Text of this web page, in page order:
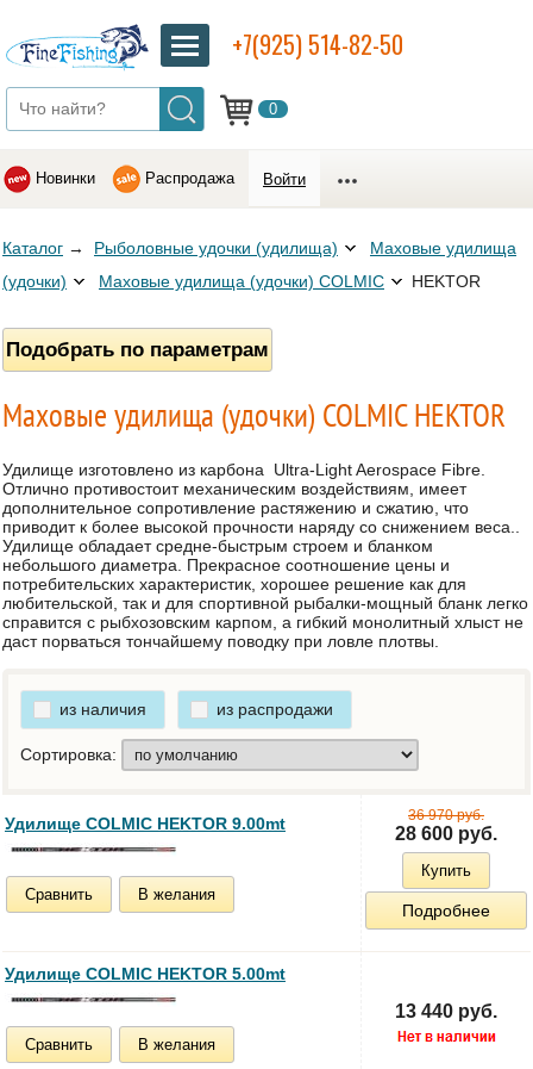
0
+7(925) 514-82-50
Новинки Распродажа Войти
Каталог → Рыболовные удочки (удилища)
Маховые удилища
(удочки)
Маховые удилища (удочки) COLMIC HEKTOR
Подобрать по параметрам
Маховые удилища (удочки) COLMIC HEKTOR
Удилище изготовлено из карбона Ultra-Light Aerospace Fibre.
Отлично противостоит механическим воздействиям, имеет
дополнительное сопротивление растяжению и сжатию, что
приводит к более высокой прочности наряду со снижением веса..
Удилище обладает средне-быстрым строем и бланком
небольшого диаметра. Прекрасное соотношение цены и
потребительских характеристик, хорошее решение как для
любительской, так и для спортивной рыбалки-мощный бланк легко
справится с рыбхозовским карпом, а гибкий монолитный хлыст не
даст порваться тончайшему поводку при ловле плотвы.
из наличия из распродажи
Сортировка:
Удилище COLMIC HEKTOR 9.00mt
Сравнить В желания
36 970 руб.
28 600 руб.
Купить
Подробнее
Удилище COLMIC HEKTOR 5.00mt
Сравнить В желания
13 440 руб.